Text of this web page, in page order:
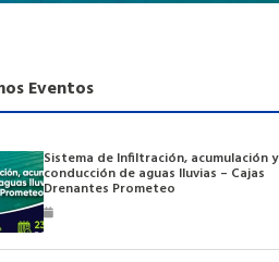
Eventos
Sistema de Infiltración, acumulación y
conducción de aguas lluvias – Cajas
Drenantes Prometeo